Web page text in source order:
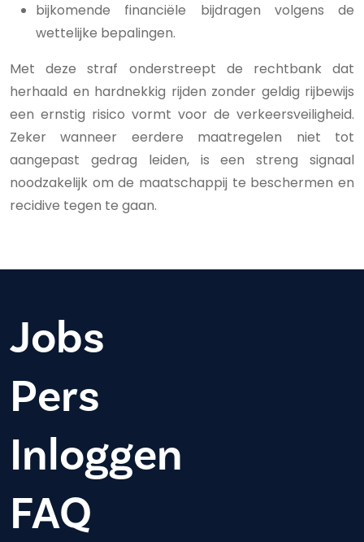
bijkomende financiële bijdragen volgens de
wettelijke bepalingen.
Met deze straf onderstreept de rechtbank dat
herhaald en hardnekkig rijden zonder geldig rijbewijs
een ernstig risico vormt voor de verkeersveiligheid.
Zeker wanneer eerdere maatregelen niet tot
aangepast gedrag leiden, is een streng signaal
noodzakelijk om de maatschappij te beschermen en
recidive tegen te gaan.
Jobs
Pers
Inloggen
FAQ